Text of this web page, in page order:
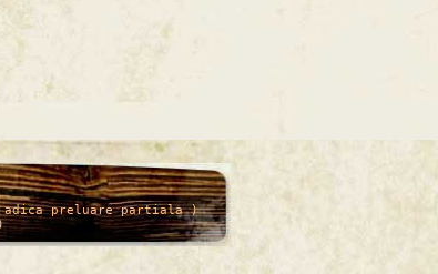
adica preluare partiala )